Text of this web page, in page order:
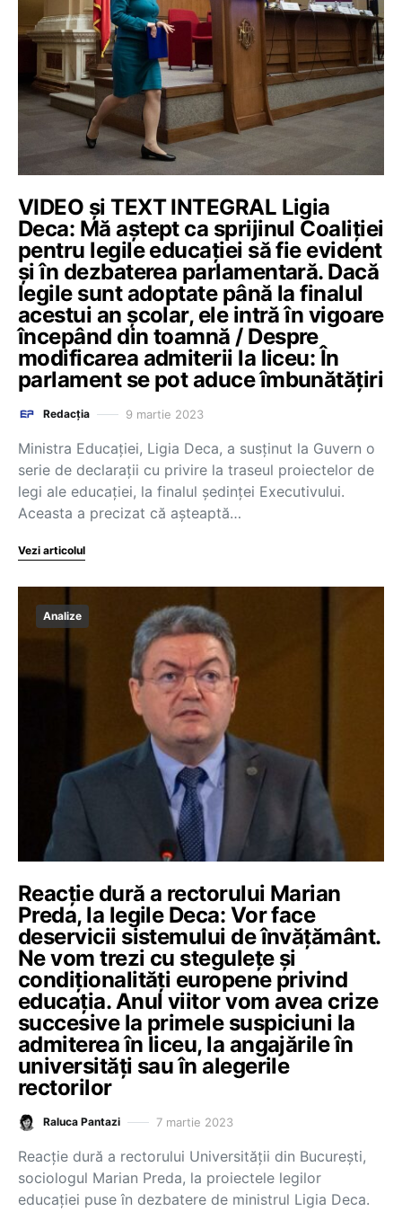
VIDEO și TEXT INTEGRAL Ligia
Deca: Mă aștept ca sprijinul Coaliției
pentru legile educației să fie evident
și în dezbaterea parlamentară. Dacă
legile sunt adoptate până la finalul
acestui an școlar, ele intră în vigoare
începând din toamnă / Despre
modificarea admiterii la liceu: În
parlament se pot aduce îmbunătățiri
Redacția 9 martie 2023
Ministra Educației, Ligia Deca, a susținut la Guvern o
serie de declarații cu privire la traseul proiectelor de
legi ale educației, la finalul ședinței Executivului.
Aceasta a precizat că așteaptă…
Vezi articolul
Analize
Reacție dură a rectorului Marian
Preda, la legile Deca: Vor face
deservicii sistemului de învățământ.
Ne vom trezi cu stegulețe și
condiționalități europene privind
educația. Anul viitor vom avea crize
succesive la primele suspiciuni la
admiterea în liceu, la angajările în
universități sau în alegerile
rectorilor
Raluca Pantazi 7 martie 2023
Reacție dură a rectorului Universității din București,
sociologul Marian Preda, la proiectele legilor
educației puse în dezbatere de ministrul Ligia Deca.